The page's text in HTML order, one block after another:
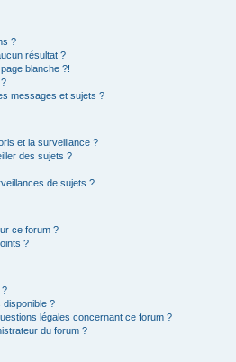
?
résultat ?
blanche ?!
messages et sujets ?
et la surveillance ?
des sujets ?
de sujets ?
ce forum ?
?
?
disponible ?
légales concernant ce forum ?
du forum ?